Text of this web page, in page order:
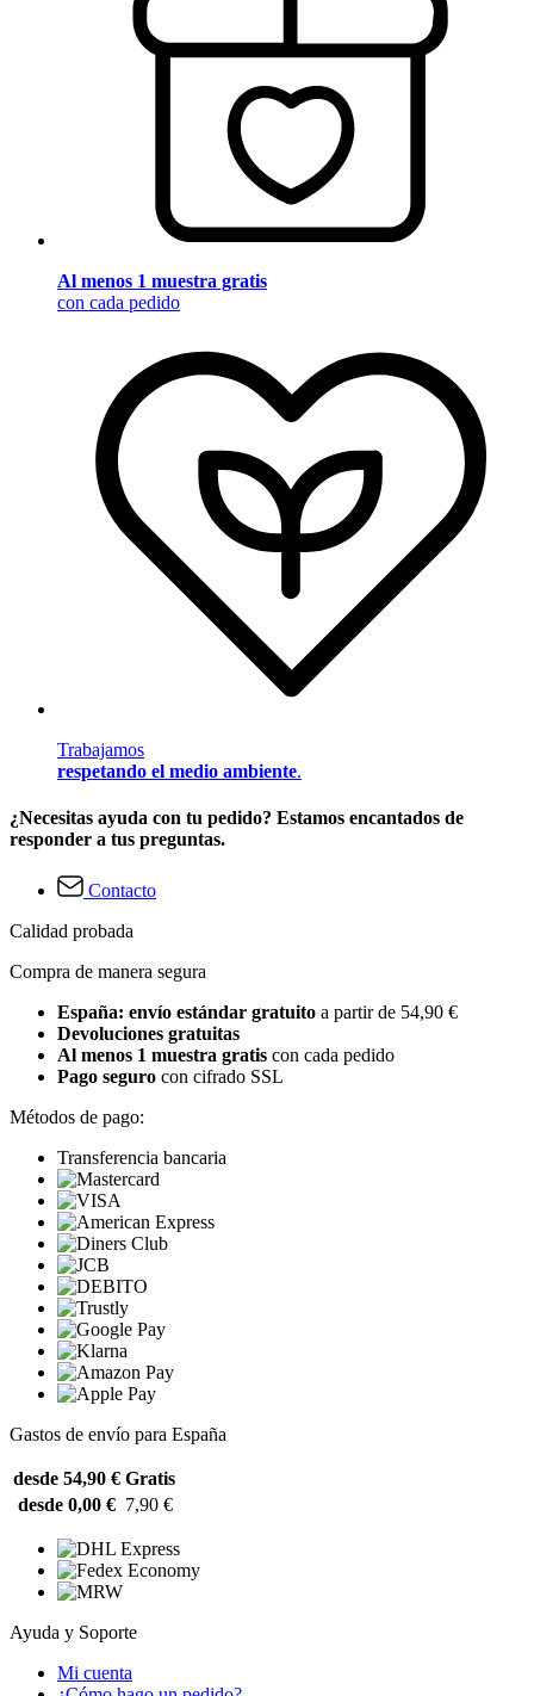
Al menos 1 muestra gratis
con cada pedido
Trabajamos
respetando el medio ambiente.
¿Necesitas ayuda con tu pedido? Estamos encantados de
responder a tus preguntas.
Contacto
Calidad probada
Compra de manera segura
España: envío estándar gratuito a partir de 54,90 €
Devoluciones gratuitas
Al menos 1 muestra gratis con cada pedido
Pago seguro con cifrado SSL
Métodos de pago:
Transferencia bancaria
Gastos de envío para España
desde 54,90 € Gratis
desde 0,00 € 7,90 €
Ayuda y Soporte
Mi cuenta